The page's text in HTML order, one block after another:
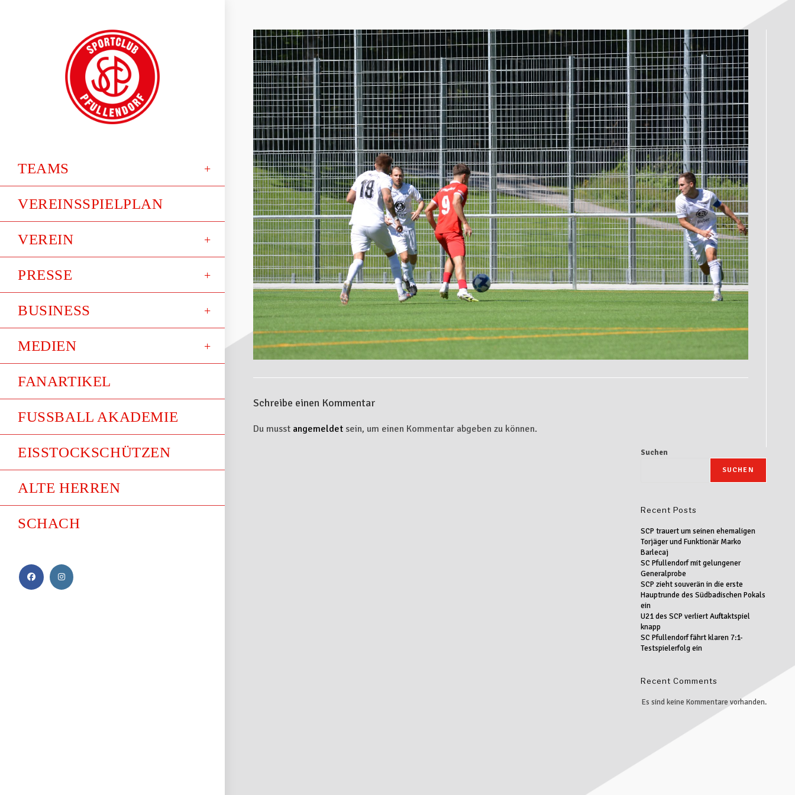
TEAMS
VEREINSSPIELPLAN
VEREIN
PRESSE
BUSINESS
MEDIEN
FANARTIKEL
FUSSBALL AKADEMIE
EISSTOCKSCHÜTZEN
ALTE HERREN
SCHACH
Schreibe einen Kommentar
Du musst angemeldet sein, um einen Kommentar abgeben zu können.
Suchen
SUCHEN
Recent Posts
SCP trauert um seinen ehemaligen
Torjäger und Funktionär Marko
Barlecaj
SC Pfullendorf mit gelungener
Generalprobe
SCP zieht souverän in die erste
Hauptrunde des Südbadischen Pokals
ein
U21 des SCP verliert Auftaktspiel
knapp
SC Pfullendorf fährt klaren 7:1-
Testspielerfolg ein
Recent Comments
Es sind keine Kommentare vorhanden.